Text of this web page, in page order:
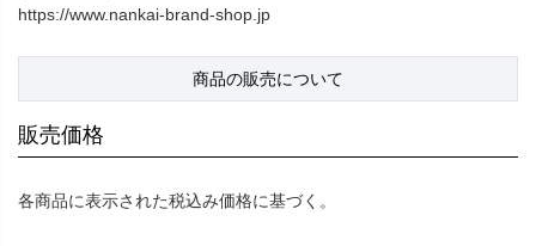
https://www.nankai-brand-shop.jp
商品の販売について
販売価格
各商品に表示された税込み価格に基づく。